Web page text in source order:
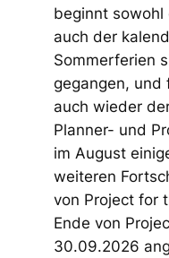
beginnt sowohl
auch der
Sommerferien
gegangen,
auch wieder
Planner- und
im August
weiteren
von Project for
Ende von
30.09.2026